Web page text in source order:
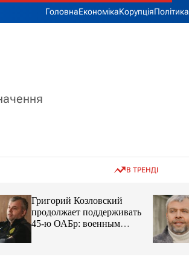
ГоловнаЕкономікаКорупціяПолітика
В ТРЕНДІ
Григорий Козловский
продолжает поддерживать
45-ю ОАБр: военным
передали электробайки